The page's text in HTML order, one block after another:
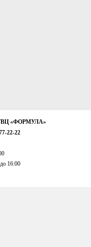
«ФОРМУЛА»
22-22
16:00